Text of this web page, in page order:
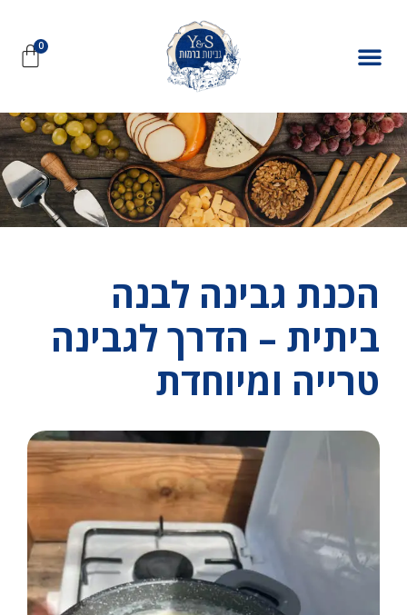
הכנת גבינה לבנה
ביתית – הדרך לגבינה
טרייה ומיוחדת